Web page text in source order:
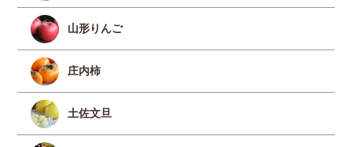
山形りんご
庄内柿
土佐文旦